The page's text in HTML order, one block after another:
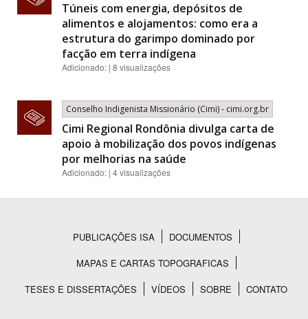
Túneis com energia, depósitos de
alimentos e alojamentos: como era a
estrutura do garimpo dominado por
facção em terra indígena
Adicionado: | 8 visualizações
Conselho Indigenista Missionário (Cimi) - cimi.org.br
Cimi Regional Rondônia divulga carta de
apoio à mobilização dos povos indígenas
por melhorias na saúde
Adicionado: | 4 visualizações
Rodapé
PUBLICAÇÕES ISA
DOCUMENTOS
MAPAS E CARTAS TOPOGRAFICAS
TESES E DISSERTAÇÕES
VÍDEOS SOBRE CONTATO